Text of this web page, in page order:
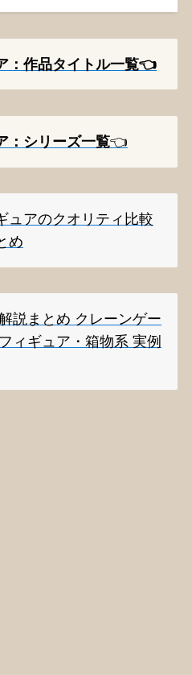
：作品タイトル一覧👈️
：シリーズ一覧👈️
ュアのクオリティ比較
め
説まとめ クレーンゲー
ィギュア・箱物系 実例